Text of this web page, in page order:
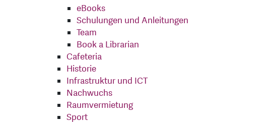
eBooks
Schulungen und Anleitungen
Team
Book a Librarian
Cafeteria
Historie
Infrastruktur und ICT
Nachwuchs
Raumvermietung
Sport